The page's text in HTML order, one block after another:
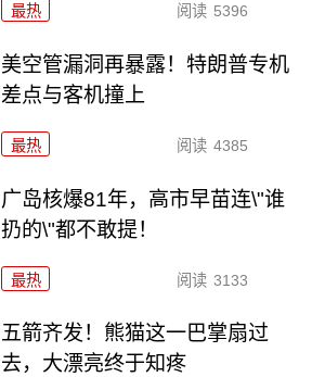
最热 阅读 5396
美空管漏洞再暴露！特朗普专机
差点与客机撞上
最热 阅读 4385
广岛核爆81年，高市早苗连\"谁
扔的\"都不敢提！
最热 阅读 3133
五箭齐发！熊猫这一巴掌扇过
去，大漂亮终于知疼